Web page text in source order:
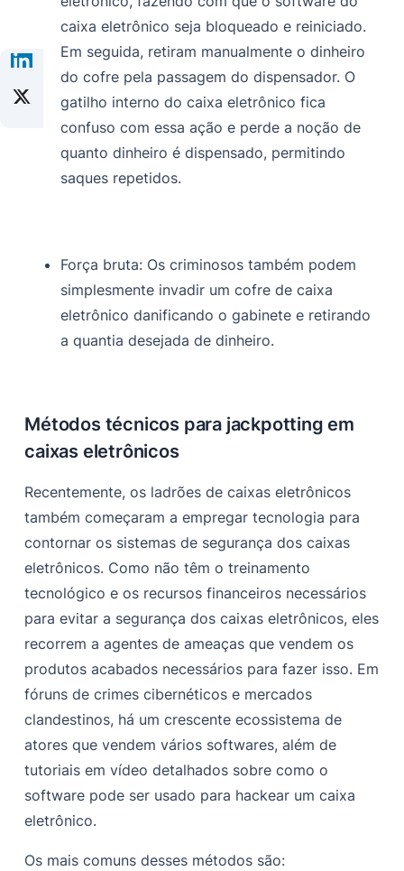
caixa eletrônico seja bloqueado e reiniciado.
Em seguida, retiram manualmente o dinheiro
do cofre pela passagem do dispensador. O
gatilho interno do caixa eletrônico fica
confuso com essa ação e perde a noção de
quanto dinheiro é dispensado, permitindo
saques repetidos.
Força bruta: Os criminosos também podem
simplesmente invadir um cofre de caixa
eletrônico danificando o gabinete e retirando
a quantia desejada de dinheiro.
Métodos técnicos para jackpotting em
caixas eletrônicos
Recentemente, os ladrões de caixas eletrônicos
também começaram a empregar tecnologia para
contornar os sistemas de segurança dos caixas
eletrônicos. Como não têm o treinamento
tecnológico e os recursos financeiros necessários
para evitar a segurança dos caixas eletrônicos, eles
recorrem a agentes de ameaças que vendem os
produtos acabados necessários para fazer isso. Em
fóruns de crimes cibernéticos e mercados
clandestinos, há um crescente ecossistema de
atores que vendem vários softwares, além de
tutoriais em vídeo detalhados sobre como o
software pode ser usado para hackear um caixa
eletrônico.
Os mais comuns desses métodos são: